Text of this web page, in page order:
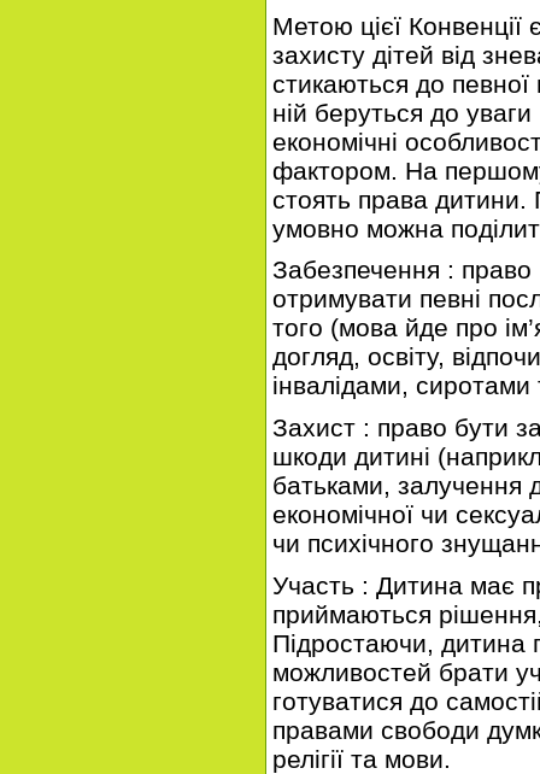
Метою цієї Конвенції
захисту дітей від
стикаються до певної
ній беруться до уваги
економічні
фактором. На
стоять права дитини.
умовно можна
Забезпечення :
отримувати певні
того (мова йде про
догляд, освіту,
інвалідами,
Захист : право бути
шкоди дитині
батьками, залучення
економічної чи
чи психічного
Участь : Дитина має
приймаються
Підростаючи, дитина
можливостей брати
готуватися до
правами свободи
релігії та мови.